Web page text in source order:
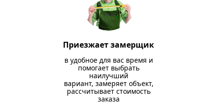
Приезжает замерщик
в удобное для вас время и
помогает выбрать
наилучший
вариант, замеряет объект,
рассчитывает стоимость
заказа